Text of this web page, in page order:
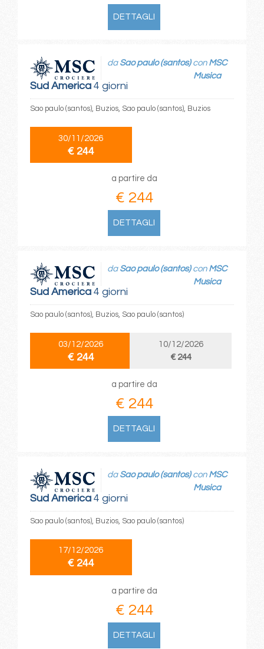
DETTAGLI
Sud America4 giorni
da Sao paulo (santos)con MSC
Musica
Sao paulo (santos), Buzios, Sao paulo (santos), Buzios
30/11/2026
€ 244
a partire da
€ 244
DETTAGLI
Sud America4 giorni
da Sao paulo (santos)con MSC
Musica
Sao paulo (santos), Buzios, Sao paulo (santos)
03/12/2026
€ 244
10/12/2026
€ 244
a partire da
€ 244
DETTAGLI
Sud America4 giorni
da Sao paulo (santos)con MSC
Musica
Sao paulo (santos), Buzios, Sao paulo (santos)
17/12/2026
€ 244
a partire da
€ 244
DETTAGLI